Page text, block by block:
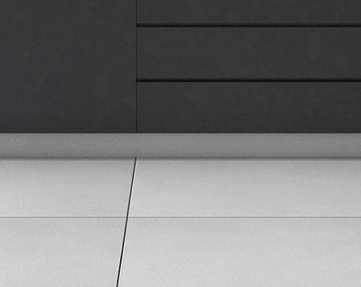
Korisnički servis
Reklamacije i servis
Pratite nas na društvenim mrežama